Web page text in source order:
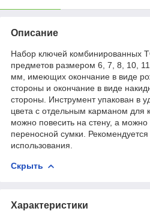
Описание
Набор ключей комбинированных
предметов размером 6, 7, 8, 10,
мм, имеющих окончание в виде
стороны и окончание в виде
стороны. Инструмент упакован в
цвета с отдельным карманом для
можно повесить на стену, а можно
переносной сумки.
использования.
Скрыть
Характеристики